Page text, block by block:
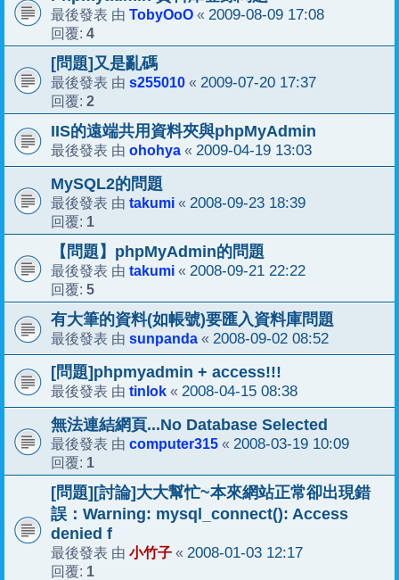
最後發表 由 TobyOoO « 2009-08-09 17:08
回覆: 4
[問題]又是亂碼
最後發表 由 s255010 « 2009-07-20 17:37
回覆: 2
IIS的遠端共用資料夾與phpMyAdmin
最後發表 由 ohohya « 2009-04-19 13:03
MySQL2的問題
最後發表 由 takumi « 2008-09-23 18:39
回覆: 1
【問題】phpMyAdmin的問題
最後發表 由 takumi « 2008-09-21 22:22
回覆: 5
有大筆的資料(如帳號)要匯入資料庫問題
最後發表 由 sunpanda « 2008-09-02 08:52
[問題]phpmyadmin + access!!!
最後發表 由 tinlok « 2008-04-15 08:38
無法連結網頁...No Database Selected
最後發表 由 computer315 « 2008-03-19 10:09
回覆: 1
[問題][討論]大大幫忙~本來網站正常卻出現錯
誤：Warning: mysql_connect(): Access
denied f
最後發表 由 小竹子 « 2008-01-03 12:17
回覆: 1